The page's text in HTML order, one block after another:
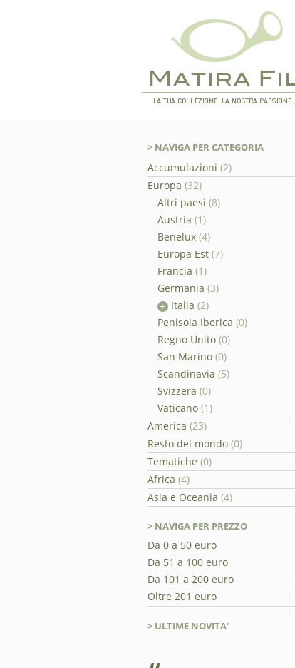
> NAVIGA PER CATEGORIA
Accumulazioni (2)
Europa (32)
Altri paesi (8)
Austria (1)
Benelux (4)
Europa Est (7)
Francia (1)
Germania (3)
Italia (2)
Penisola Iberica (0)
Regno Unito (0)
San Marino (0)
Scandinavia (5)
Svizzera (0)
Vaticano (1)
America (23)
Resto del mondo (0)
Tematiche (0)
Africa (4)
Asia e Oceania (4)
> NAVIGA PER PREZZO
Da 0 a 50 euro
Da 51 a 100 euro
Da 101 a 200 euro
Oltre 201 euro
> ULTIME NOVITA'